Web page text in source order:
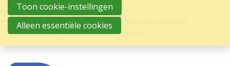
HOME
HR ACTUEEL
STIGMA OP DE WERKVLOER RONDOM PSYCHISCHE
PROBLEMEN IS GROTE BELEMMERING
Toon cookie-instellingen
Alleen essentiële cookies